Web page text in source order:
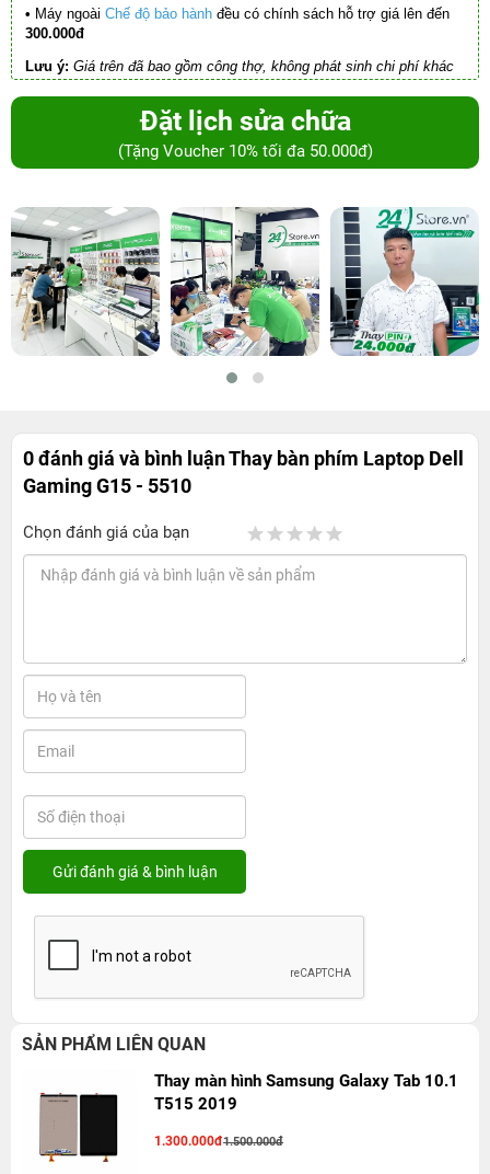
• Máy ngoài Chế độ bảo hành đều có chính sách hỗ trợ giá lên đến
300.000đ
Lưu ý: Giá trên đã bao gồm công thợ, không phát sinh chi phí khác
Đặt lịch sửa chữa
(Tặng Voucher 10% tối đa 50.000đ)
0 đánh giá và bình luậnThay bàn phím Laptop Dell
Gaming G15 - 5510
Chọn đánh giá của bạn
SẢN PHẨM LIÊN QUAN
Thay màn hình Samsung Galaxy Tab 10.1
T515 2019
1.300.000đ1.500.000đ